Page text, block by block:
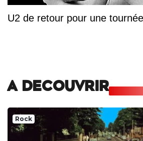
U2 de retour pour une
A DECOUVRIR
Rock